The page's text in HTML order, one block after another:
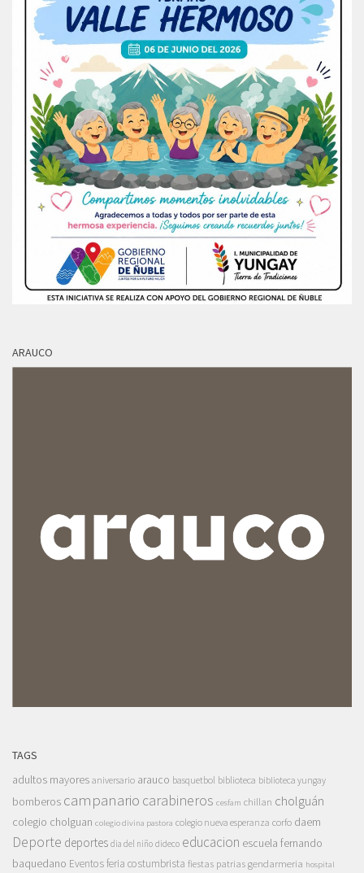
ARAUCO
TAGS
adultos mayores aniversario arauco basquetbol biblioteca biblioteca yungay
bomberos campanario carabineros cesfam chillan cholguán
colegio cholguan colegio divina pastora colegio nueva esperanza corfo daem
Deporte deportes dia del niño dideco educacion escuela fernando
baquedano Eventosferia costumbrista fiestas patrias gendarmeria hospital